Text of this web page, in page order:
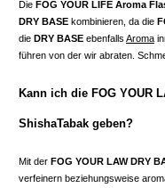
Die FOG YOUR LIFE Aroma
DRY BASE kombinieren, da die
die DRY BASE ebenfalls Aroma
führen von der wir abraten.
Kann ich die FOG YOUR
ShishaTabak geben?
Mit der FOG YOUR LAW DRY
verfeinern beziehungsweise